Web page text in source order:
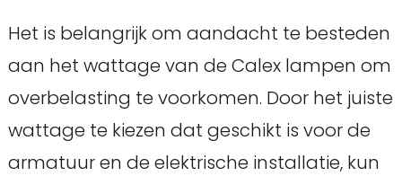
Het is belangrijk om aandacht te besteden
aan het wattage van de Calex lampen om
overbelasting te voorkomen. Door het juiste
wattage te kiezen dat geschikt is voor de
armatuur en de elektrische installatie, kun